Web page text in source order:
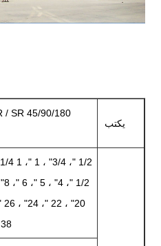
يكتب
38 "، 40 "، 42" ، 44 "، 46" ، 48 "